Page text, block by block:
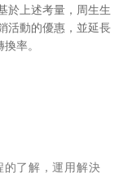
於上述考量，周生生
活動的優惠，並延長
率。
了解，運用解決